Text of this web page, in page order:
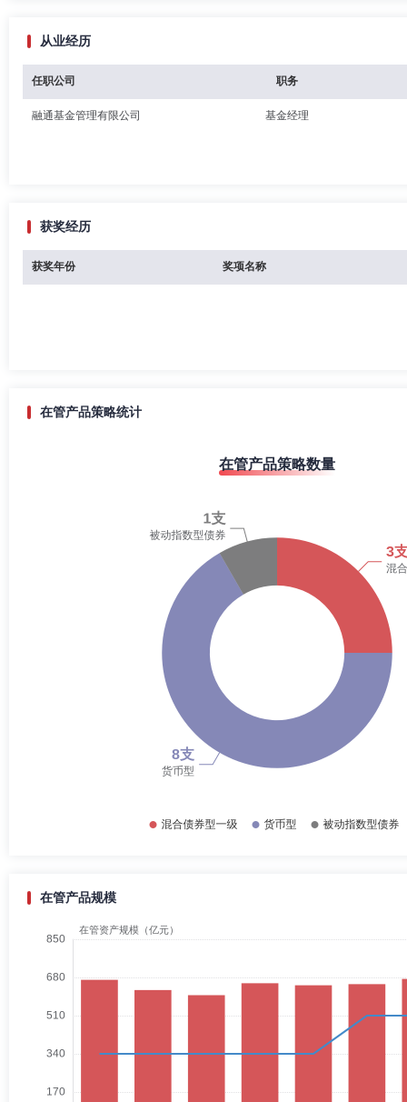
从业经历
任职公司 职务
融通基金管理有限公司 基金经理
获奖经历
获奖年份 奖项名称
在管产品策略统计
在管产品策略数量
在管产品规模